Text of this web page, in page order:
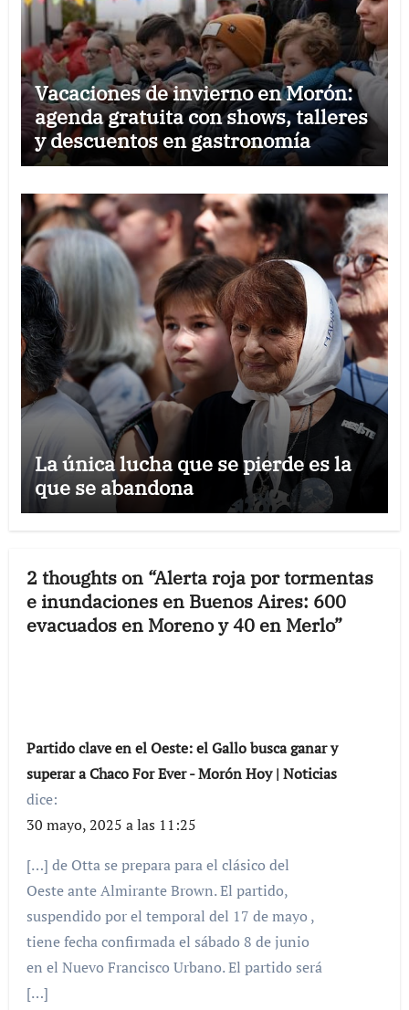
Vacaciones de invierno en Morón:
agenda gratuita con shows, talleres
y descuentos en gastronomía
La única lucha que se pierde es la
que se abandona
2 thoughts on “Alerta roja por tormentas
e inundaciones en Buenos Aires: 600
evacuados en Moreno y 40 en Merlo”
Partido clave en el Oeste: el Gallo busca ganar y
superar a Chaco For Ever - Morón Hoy | Noticias
dice:
30 mayo, 2025 a las 11:25
[…] de Otta se prepara para el clásico del
Oeste ante Almirante Brown. El partido,
suspendido por el temporal del 17 de mayo ,
tiene fecha confirmada el sábado 8 de junio
en el Nuevo Francisco Urbano. El partido será
[…]